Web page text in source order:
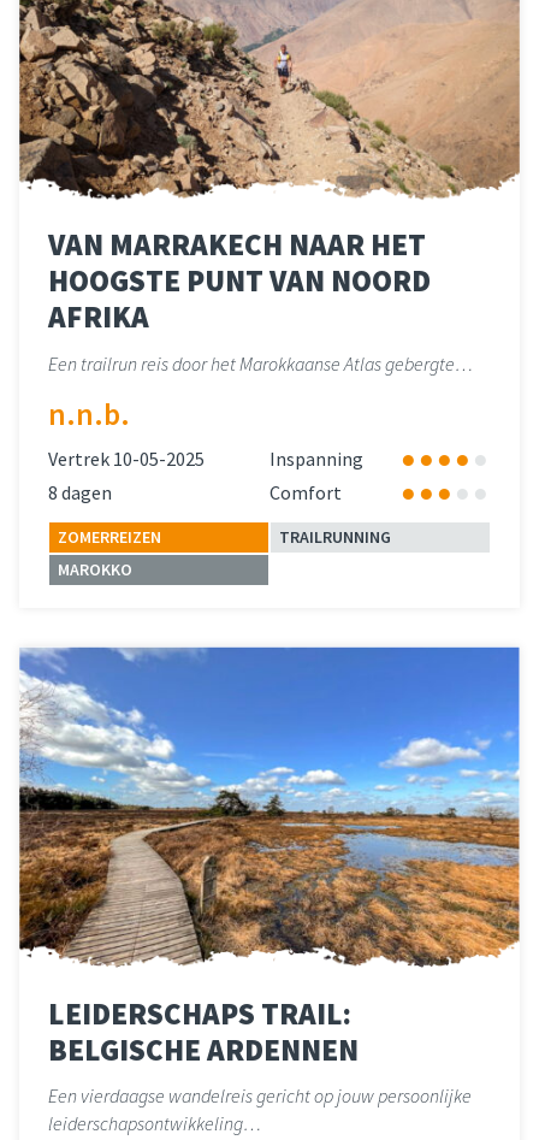
VAN MARRAKECH NAAR HET
HOOGSTE PUNT VAN NOORD
AFRIKA
Een trailrun reis door het Marokkaanse Atlas gebergte…
n.n.b.
Vertrek 10-05-2025
Inspanning
8 dagen
Comfort
ZOMERREIZEN
TRAILRUNNING
MAROKKO
LEIDERSCHAPS TRAIL:
BELGISCHE ARDENNEN
Een vierdaagse wandelreis gericht op jouw persoonlijke
leiderschapsontwikkeling…